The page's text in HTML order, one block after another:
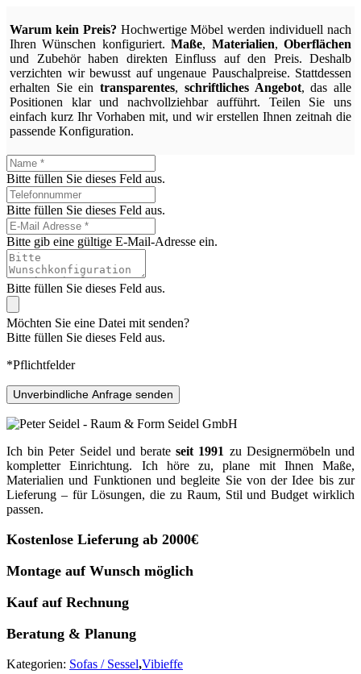
Warum kein Preis? Hochwertige Möbel werden individuell nach
Ihren Wünschen konfiguriert.Maße, Materialien,Oberflächen
und Zubehör haben direkten Einfluss auf den Preis. Deshalb
verzichten wir bewusst auf ungenaue Pauschalpreise. Stattdessen
erhalten Sie eintransparentes, schriftliches Angebot, das alle
Positionen klar und nachvollziehbar aufführt. Teilen Sie uns
einfach kurz Ihr Vorhaben mit, und wir erstellen Ihnen zeitnah die
passende Konfiguration.
Bitte füllen Sie dieses Feld aus.
Bitte füllen Sie dieses Feld aus.
Bitte gib eine gültige E-Mail-Adresse ein.
Bitte füllen Sie dieses Feld aus.
Möchten Sie eine Datei mit senden?
Bitte füllen Sie dieses Feld aus.
*Pflichtfelder
Unverbindliche Anfrage senden
Ich bin Peter Seidel und berateseit 1991 zu Designermöbeln und
kompletter Einrichtung. Ich höre zu, plane mit Ihnen Maße,
Materialien und Funktionen und begleite Sie von der Idee bis zur
Lieferung – für Lösungen, die zu Raum, Stil und Budget wirklich
passen.
Kostenlose Lieferung ab 2000€
Montage auf Wunsch möglich
Kauf auf Rechnung
Beratung & Planung
Kategorien: Sofas / Sessel,Vibieffe